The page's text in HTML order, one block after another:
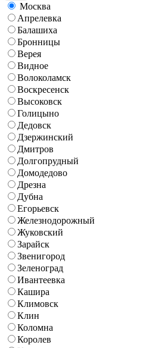
Москва
Апрелевка
Балашиха
Бронницы
Верея
Видное
Волоколамск
Воскресенск
Высоковск
Голицыно
Дедовск
Дзержинский
Дмитров
Долгопрудный
Домодедово
Дрезна
Дубна
Егорьевск
Железнодорожный
Жуковский
Зарайск
Звенигород
Зеленоград
Ивантеевка
Кашира
Климовск
Клин
Коломна
Королев